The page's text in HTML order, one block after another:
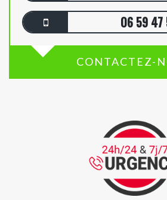
06 59 47
CONTACTEZ-